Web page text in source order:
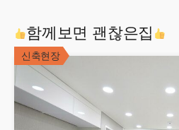
함께보면 괜찮은집
신축현장